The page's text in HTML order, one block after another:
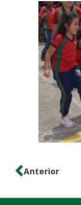
Anterior